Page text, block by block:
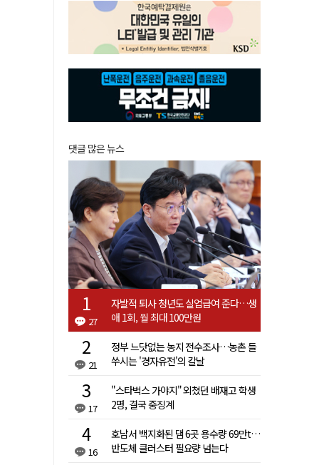
댓글 많은 뉴스
27
자발적 퇴사 청년도 실업급여 준다…생
애 1회, 월 최대 100만원
21
정부 느닷없는 농지 전수조사…농촌 들
쑤시는 '경자유전'의 칼날
17
"스타벅스 가야지" 외쳤던 배재고 학생
2명, 결국 중징계
16
호남서 백지화된 댐 6곳 용수량 69만t…
반도체 클러스터 필요량 넘는다